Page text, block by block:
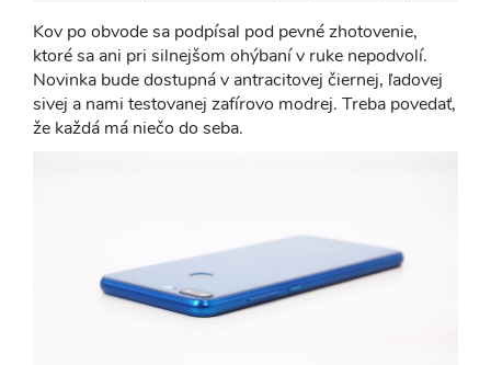
Kov po obvode sa podpísal pod pevné zhotovenie,
ktoré sa ani pri silnejšom ohýbaní v ruke nepodvolí.
Novinka bude dostupná v antracitovej čiernej, ľadovej
sivej a nami testovanej zafírovo modrej. Treba povedať,
že každá má niečo do seba.